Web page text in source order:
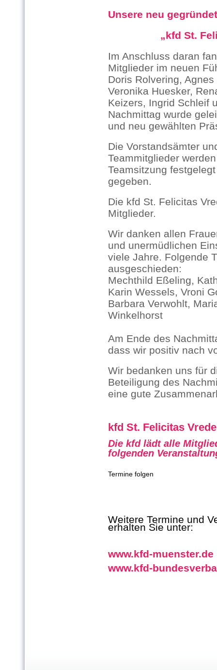
Unsere neu
„kfd St.
Im Anschluss daran
Mitglieder im neuen
Doris Rolvering,
Veronika Huesker,
Keizers, Ingrid Schleif
Nachmittag wurde
und neu gewählten
Die Vorstandsämter
Teammitglieder
Teamsitzung
gegeben.
Die kfd St. Felicitas
Mitglieder.
Wir danken allen
und unermüdlichen
viele Jahre. Folgende
ausgeschieden:
Mechthild Eßeling,
Karin Wessels, Vroni
Barbara Verwohlt,
Winkelhorst
Am Ende des
dass wir positiv nach
Wir bedanken uns für
Beteiligung des
eine gute
kfd St. Felicitas
Die kfd lädt alle
folgenden
Termine folgen
Weitere Termine und
erhalten Sie unter:
www.kfd-muenster.de
www.kfd-